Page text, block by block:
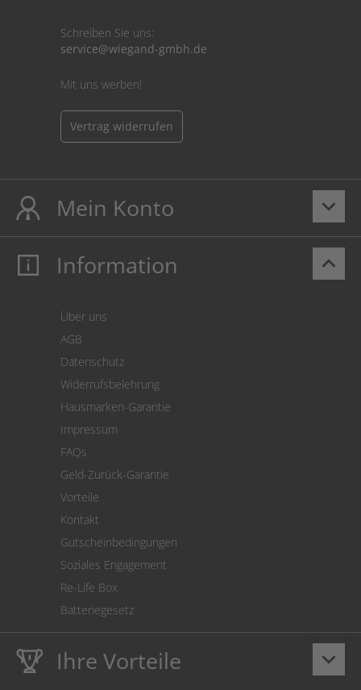
Schreiben Sie uns:
service@wiegand-gmbh.de
Mit uns werben!
Vertrag widerrufen
keyboard_arrow_down
Mein Konto
Mein Konto
Cookie Einstellungen
keyboard_arrow_up
Information
Über uns
AGB
Datenschutz
Widerrufsbelehrung
Hausmarken-Garantie
Impressum
FAQs
Geld-Zurück-Garantie
Vorteile
Kontakt
Gutscheinbedingungen
Soziales Engagement
Re-Life Box
Batteriegesetz
keyboard_arrow_down
Ihre Vorteile